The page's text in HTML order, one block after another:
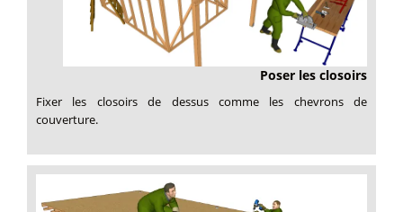
Poser les closoirs
Fixer les closoirs de dessus comme les chevrons de
couverture.